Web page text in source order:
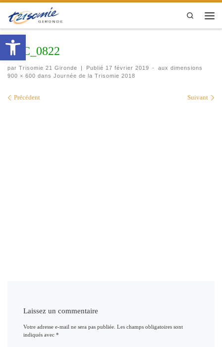
Ouvrir la barre d’outils
Passer au contenu
Search
DSC_0822
par Trisomie 21 Gironde | Publié 17 février 2019 -
aux dimensions
900 × 600 dans Journée de la Trisomie 2018
Navigation des images
Précédent Suivant
Laissez un commentaire
Votre adresse e-mail ne sera pas publiée. Les champs obligatoires sont
indiqués avec*